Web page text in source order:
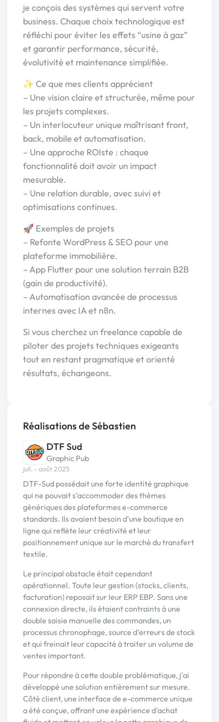
je conçois des systèmes qui servent votre
business. Chaque choix technologique est
réfléchi pour éviter les effets “usine à gaz”
et garantir performance, sécurité,
évolutivité et maintenance simplifiée.
✨ Ce que mes clients apprécient
– Une vision claire et structurée, même pour
les projets complexes.
– Un interlocuteur unique maîtrisant front,
back, mobile et automatisation.
– Une approche ROIste : chaque
fonctionnalité doit avoir un impact
mesurable.
– Une relation durable, avec suivi et
optimisations continues.
🚀 Exemples de projets
– Refonte WordPress & SEO pour une
plateforme immobilière.
– App Flutter pour une solution terrain B2B
(gain de productivité).
– Automatisation avancée de processus
internes avec IA et n8n.
Si vous cherchez un freelance capable de
piloter des projets techniques exigeants
tout en restant pragmatique et orienté
résultats, échangeons.
Réalisations de Sébastien
DTF Sud
Graphic Pub
juil. - août 2025
DTF-Sud possédait une forte identité graphique
qui ne pouvait s'accommoder des thèmes
génériques des plateformes e-commerce
standards. Ils avaient besoin d'une boutique en
ligne qui reflète leur créativité et leur
positionnement unique sur le marché du transfert
textile.
Le principal obstacle était cependant
opérationnel. Toute leur gestion (stocks, clients,
facturation) reposait sur leur ERP EBP. Sans une
connexion directe, ils étaient contraints à une
double saisie manuelle des commandes, un
processus chronophage, source d'erreurs de stock
et qui freinait leur capacité à traiter un volume de
ventes important.
Pour répondre à cette double problématique, j'ai
développé une solution entièrement sur mesure.
Côté client, une interface de e-commerce unique
a été conçue, offrant une expérience d'achat